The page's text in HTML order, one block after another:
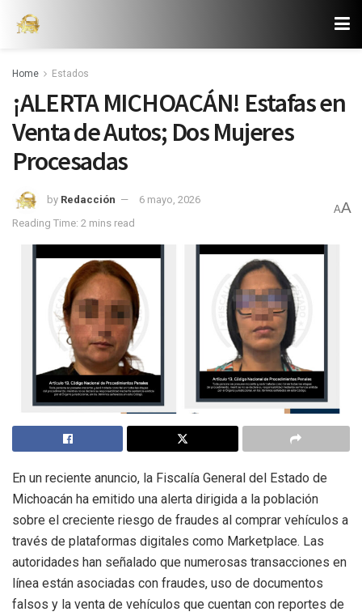
Home Estados
¡ALERTA MICHOACÁN! Estafas en
Venta de Autos; Dos Mujeres
Procesadas
by Redacción
6 mayo, 2026
Reading Time: 2 mins read
AA
En un reciente anuncio, la Fiscalía General del Estado de
Michoacán ha emitido una alerta dirigida a la población
sobre el creciente riesgo de fraudes al comprar vehículos a
través de plataformas digitales como Marketplace. Las
autoridades han señalado que numerosas transacciones en
línea están asociadas con fraudes, uso de documentos
falsos y la venta de vehículos que cuentan con reportes de